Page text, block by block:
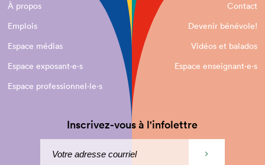
À propos
Contact
Emplois
Devenir bénévole!
Espace médias
Vidéos et balados
Espace exposant·e⋅s
Espace enseignant·e⋅s
Espace professionnel·le⋅s
Inscrivez-vous à l'infolettre